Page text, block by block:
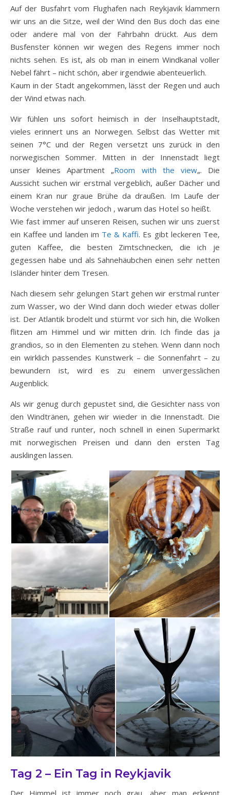
Auf der Busfahrt vom Flughafen nach Reykjavik klammern
wir uns an die Sitze, weil der Wind den Bus doch das eine
oder andere mal von der Fahrbahn drückt. Aus dem
Busfenster können wir wegen des Regens immer noch
nichts sehen. Es ist, als ob man in einem Windkanal voller
Nebel fährt – nicht schön, aber irgendwie abenteuerlich.
Kaum in der Stadt angekommen, lässt der Regen und auch
der Wind etwas nach.
Wir fühlen uns sofort heimisch in der Inselhauptstadt,
vieles erinnert uns an Norwegen. Selbst das Wetter mit
seinen 7°C und der Regen versetzt uns zurück in den
norwegischen Sommer. Mitten in der Innenstadt liegt
unser kleines Apartment „Room with the view„. Die
Aussicht suchen wir erstmal vergeblich, außer Dächer und
einem Kran nur graue Brühe da draußen. Im Laufe der
Woche verstehen wir jedoch , warum das Hotel so heißt.
Wie fast immer auf unseren Reisen, suchen wir uns zuerst
ein Kaffee und landen im Te & Kaffi. Es gibt leckeren Tee,
guten Kaffee, die besten Zimtschnecken, die ich je
gegessen habe und als Sahnehäubchen einen sehr netten
Isländer hinter dem Tresen.
Nach diesem sehr gelungen Start gehen wir erstmal runter
zum Wasser, wo der Wind dann doch wieder etwas doller
ist. Der Atlantik brodelt und stürmt vor sich hin, die Wolken
flitzen am Himmel und wir mitten drin. Ich finde das ja
grandios, so in den Elementen zu stehen. Wenn dann noch
ein wirklich passendes Kunstwerk – die Sonnenfahrt – zu
bewundern ist, wird es zu einem unvergesslichen
Augenblick.
Als wir genug durch gepustet sind, die Gesichter nass von
den Windtränen, gehen wir wieder in die Innenstadt. Die
Straße rauf und runter, noch schnell in einen Supermarkt
mit norwegischen Preisen und dann den ersten Tag
ausklingen lassen.
Tag 2 – Ein Tag in Reykjavik
Der Himmel ist immer noch grau, aber man erkennt